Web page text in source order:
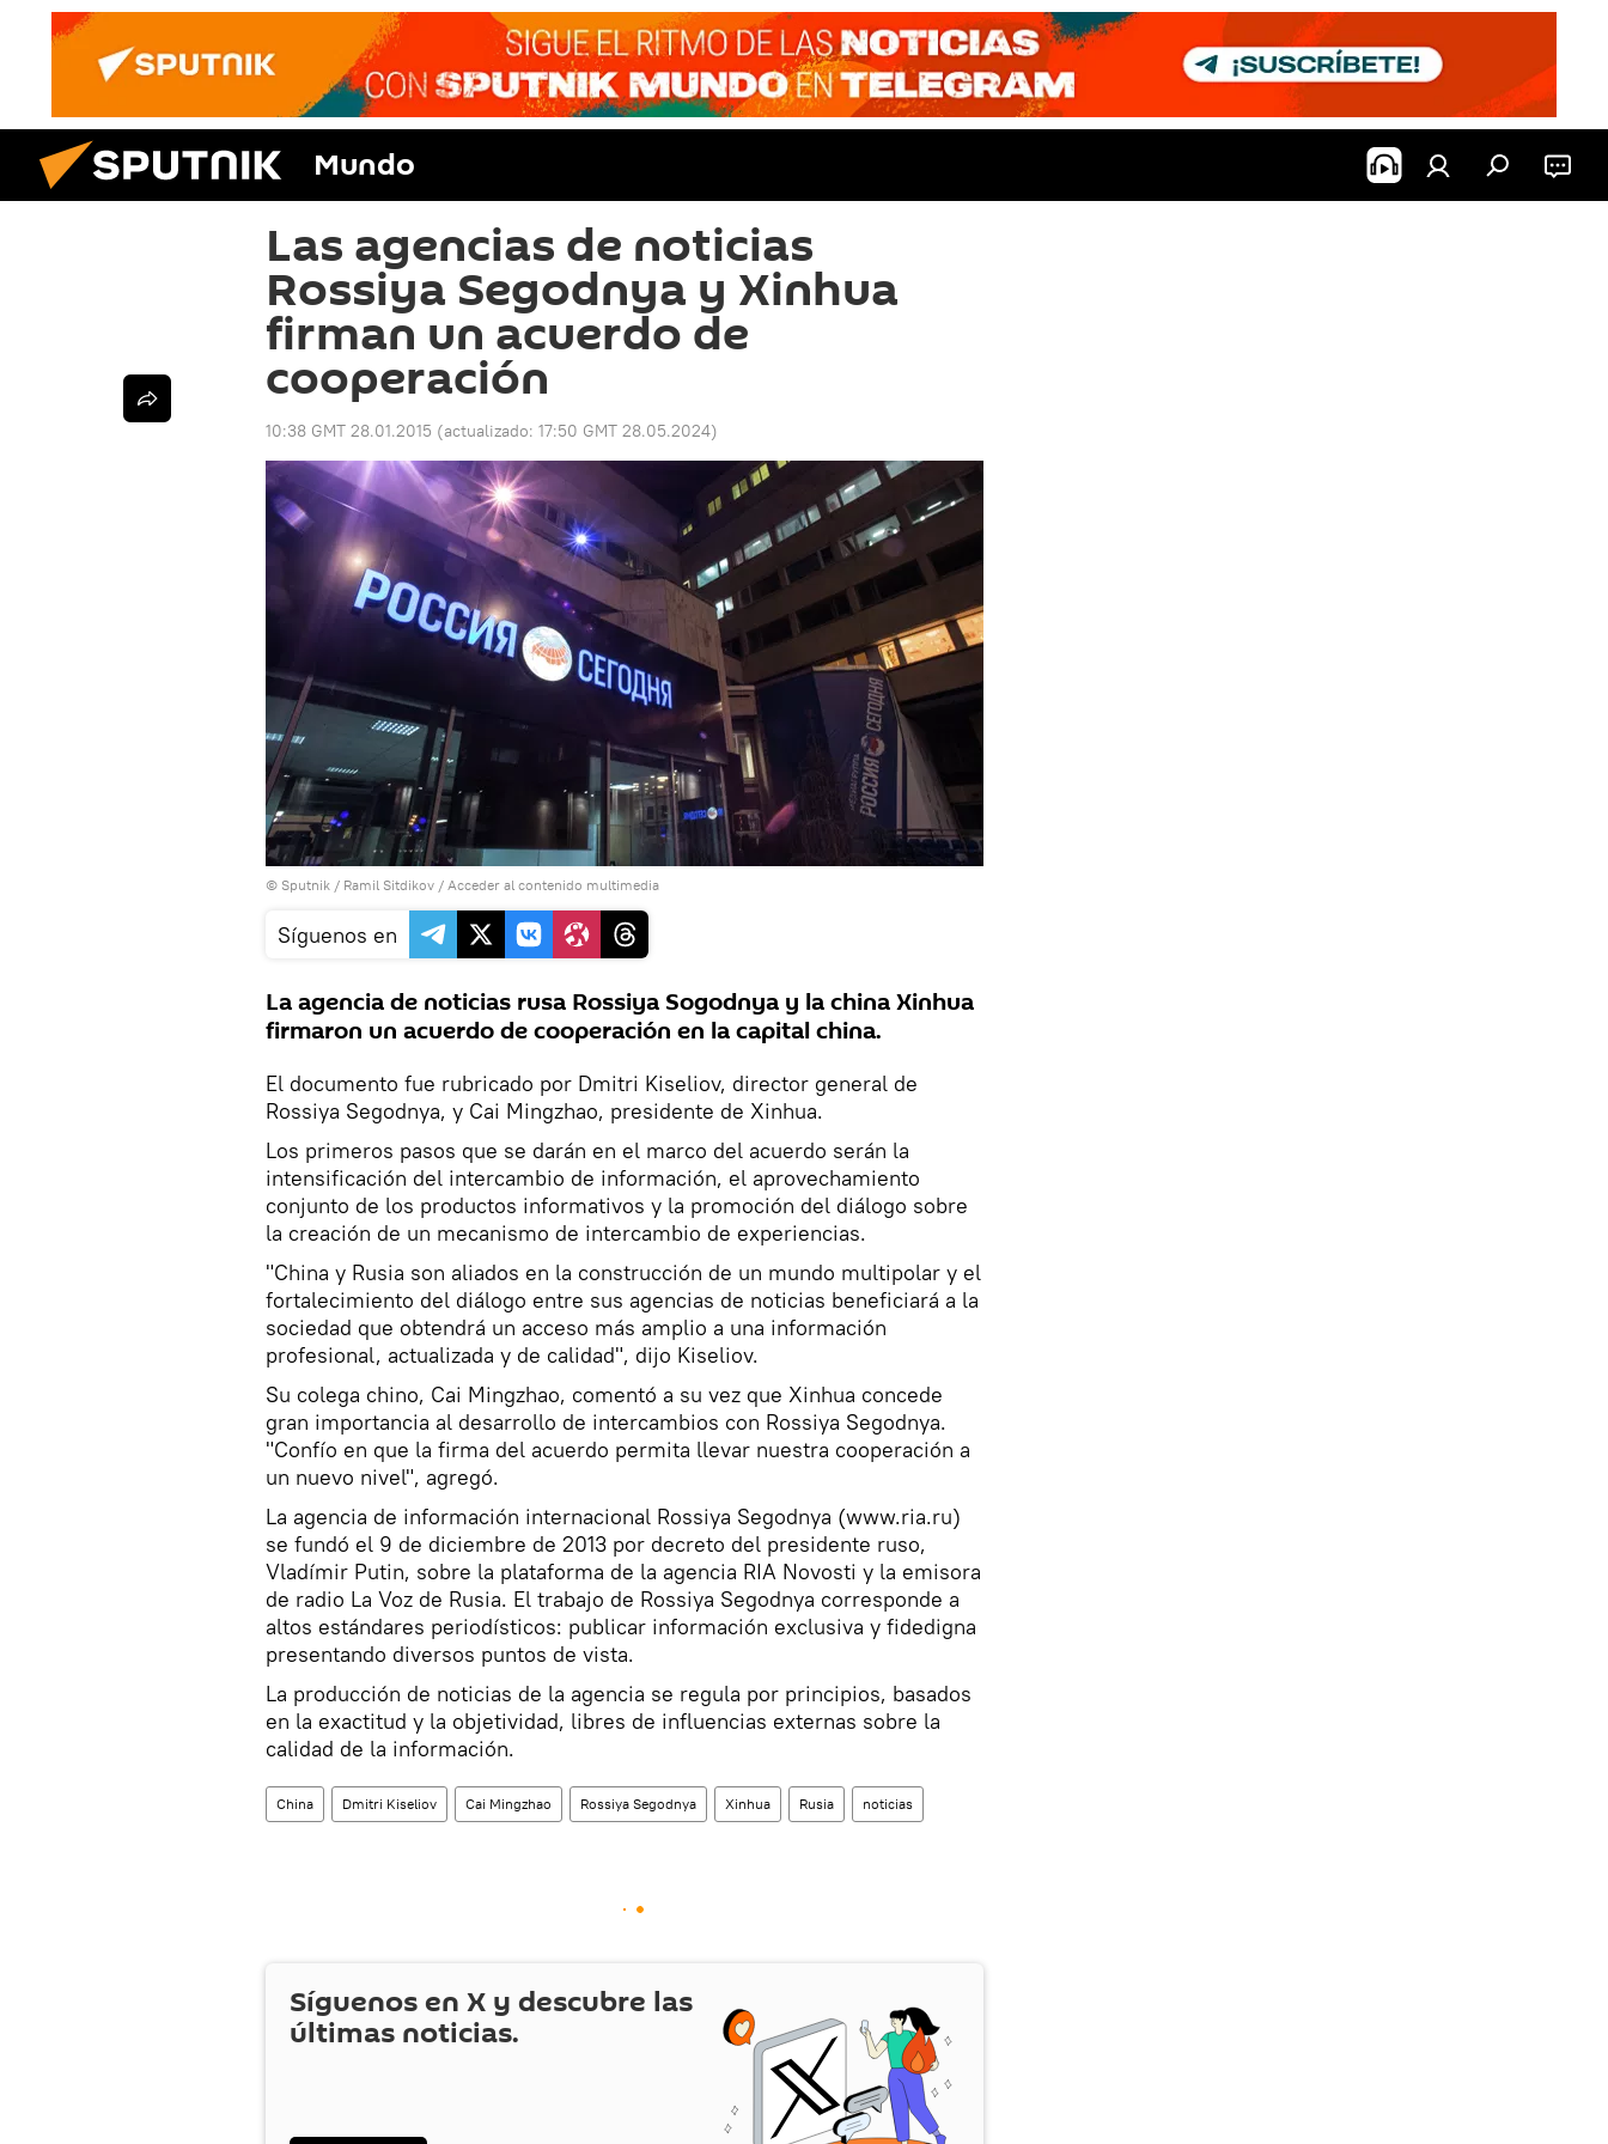
Mundo
Las agencias de noticias
Rossiya Segodnya y Xinhua
firman un acuerdo de
cooperación
10:38 GMT 28.01.2015 (actualizado: 17:50 GMT 28.05.2024)
© Sputnik / Ramil Sitdikov / Acceder al contenido multimedia
Síguenos en
La agencia de noticias rusa Rossiya Sogodnya y la china Xinhua
firmaron un acuerdo de cooperación en la capital china.
El documento fue rubricado por Dmitri Kiseliov, director general de
Rossiya Segodnya, y Cai Mingzhao, presidente de Xinhua.
Los primeros pasos que se darán en el marco del acuerdo serán la
intensificación del intercambio de información, el aprovechamiento
conjunto de los productos informativos y la promoción del diálogo sobre
la creación de un mecanismo de intercambio de experiencias.
"China y Rusia son aliados en la construcción de un mundo multipolar y el
fortalecimiento del diálogo entre sus agencias de noticias beneficiará a la
sociedad que obtendrá un acceso más amplio a una información
profesional, actualizada y de calidad", dijo Kiseliov.
Su colega chino, Cai Mingzhao, comentó a su vez que Xinhua concede
gran importancia al desarrollo de intercambios con Rossiya Segodnya.
"Confío en que la firma del acuerdo permita llevar nuestra cooperación a
un nuevo nivel", agregó.
La agencia de información internacional Rossiya Segodnya (www.ria.ru)
se fundó el 9 de diciembre de 2013 por decreto del presidente ruso,
Vladímir Putin, sobre la plataforma de la agencia RIA Novosti y la emisora
de radio La Voz de Rusia. El trabajo de Rossiya Segodnya corresponde a
altos estándares periodísticos: publicar información exclusiva y fidedigna
presentando diversos puntos de vista.
La producción de noticias de la agencia se regula por principios, basados
en la exactitud y la objetividad, libres de influencias externas sobre la
calidad de la información.
China Dmitri Kiseliov Cai Mingzhao Rossiya Segodnya Xinhua Rusia noticias
Síguenos en X y descubre las
últimas noticias.